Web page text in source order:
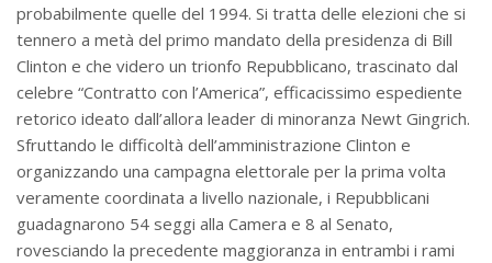
probabilmente quelle del 1994. Si tratta delle elezioni che si
tennero a metà del primo mandato della presidenza di Bill
Clinton e che videro un trionfo Repubblicano, trascinato dal
celebre “Contratto con l’America”, efficacissimo espediente
retorico ideato dall’allora leader di minoranza Newt Gingrich.
Sfruttando le difficoltà dell’amministrazione Clinton e
organizzando una campagna elettorale per la prima volta
veramente coordinata a livello nazionale, i Repubblicani
guadagnarono 54 seggi alla Camera e 8 al Senato,
rovesciando la precedente maggioranza in entrambi i rami